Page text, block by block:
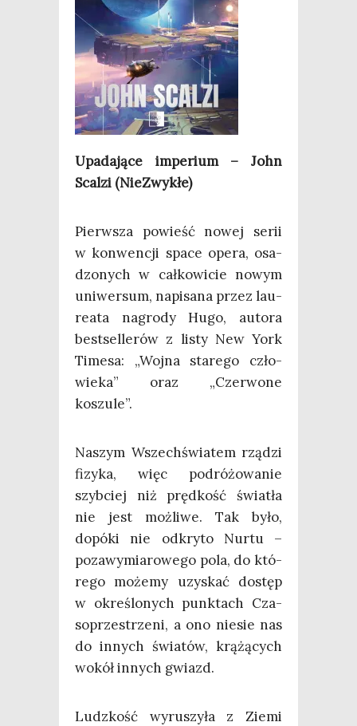
Upa­da­ją­ce impe­rium – John
Scal­zi (Nie­Zwy­kłe)
Pierw­sza powieść nowej serii
w kon­wen­cji spa­ce ope­ra, osa­
dzo­nych w cał­ko­wi­cie nowym
uni­wer­sum, napi­sa­na przez lau­
re­ata nagro­dy Hugo, auto­ra
best­sel­le­rów z listy New York
Time­sa: „Woj­na sta­re­go czło­
wie­ka” oraz „Czer­wo­ne
koszule”.
Naszym Wszech­świa­tem rzą­dzi
fizy­ka, więc podró­żo­wa­nie
szyb­ciej niż pręd­kość świa­tła
nie jest moż­li­we. Tak było,
dopó­ki nie odkry­to Nur­tu –
poza­wy­mia­ro­we­go pola, do któ­
re­go może­my uzy­skać dostęp
w okre­ślo­nych punk­tach Cza­
so­prze­strze­ni, a ono nie­sie nas
do innych świa­tów, krą­żą­cych
wokół innych gwiazd.
Ludz­kość wyru­szy­ła z Zie­mi